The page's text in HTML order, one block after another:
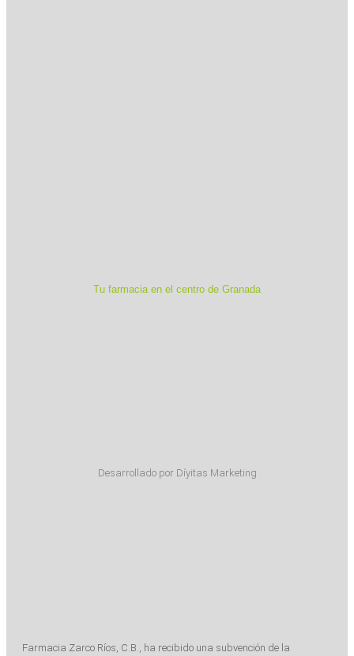
Tu farmacia en el centro de Granada
Desarrollado por Díyitas Marketing
Farmacia Zarco Ríos, C.B., ha recibido una subvención de la